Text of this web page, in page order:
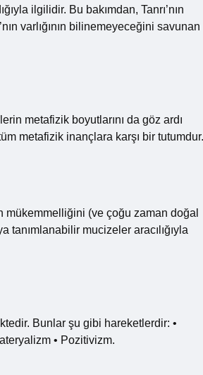
ilgilidir. Bu bakımdan, Tanrı’nın
varlığının bilinemeyeceğini savunan
metafizik boyutlarını da göz ardı
metafizik inançlara karşı bir tutumdur.
mükemmelliğini (ve çoğu zaman doğal
tanımlanabilir mucizeler aracılığıyla
Bunlar şu gibi hareketlerdir: •
• Pozitivizm.